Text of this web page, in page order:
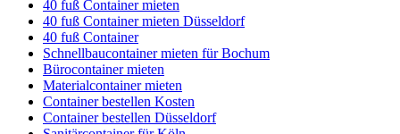
40 fuß Container mieten
40 fuß Container mieten Düsseldorf
40 fuß Container
Schnellbaucontainer mieten für Bochum
Bürocontainer mieten
Materialcontainer mieten
Container bestellen Kosten
Container bestellen Düsseldorf